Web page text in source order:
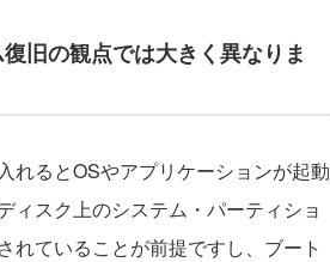
旧の観点では大きく異なりま
れるとOSやアプリケーションが起動
ィスク上のシステム・パーティショ
れていることが前提ですし、ブート